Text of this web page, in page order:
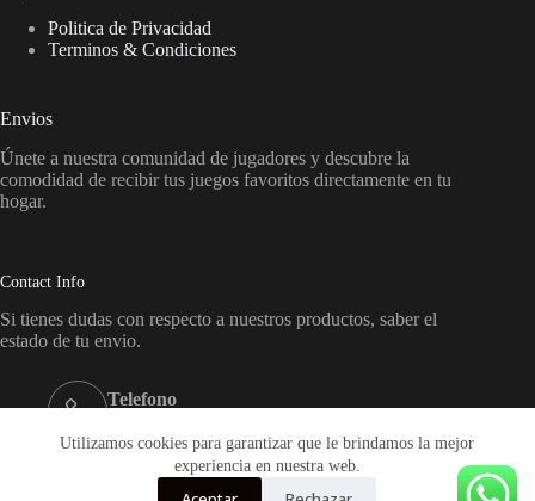
Utilizamos cookies para garantizar que le brindamos la mejor
experiencia en nuestra web.
Politica de Privacidad
Terminos & Condiciones
Envios
Únete a nuestra comunidad de jugadores y descubre la
comodidad de recibir tus juegos favoritos directamente en tu
hogar.
Contact Info
Si tienes dudas con respecto a nuestros productos, saber el
estado de tu envio.
Telefono
ventas@onplaygames.cl